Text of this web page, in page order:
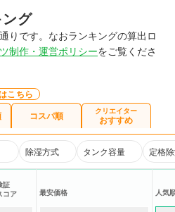
グ
りです。なおランキングの算出ロ
制作・運営ポリシーをご覧くださ
こちら
コスパ順 クリエイター
おすすめ
除湿方式 タンク容量 定格
証
コア
最安価格 人気